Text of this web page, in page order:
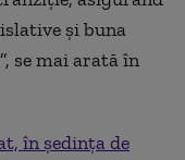
şi buna
se mai arată în
în şedinţa de